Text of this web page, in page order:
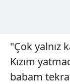
"Çok yalnız
Kızım
babam